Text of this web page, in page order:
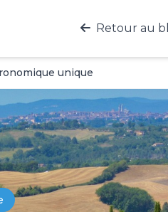
Retour au
unique